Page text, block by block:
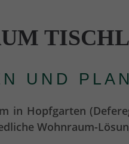
UND
in Hopfgarten
Wohnraum-